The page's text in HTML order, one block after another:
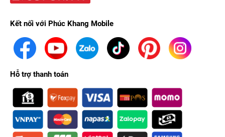
Kết nối với Phúc Khang Mobile
Hỗ trợ thanh toán